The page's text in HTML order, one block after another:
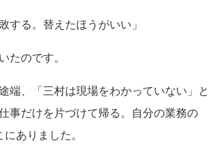
る。替えたほうがいい」
のです。
、「三村は現場をわかっていない」と
事だけを片づけて帰る。自分の業務の
ありました。